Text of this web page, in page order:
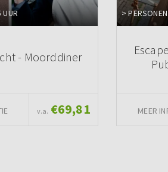
UUR
- Moorddiner
v.a. €69,81
> PERSONEN
MEER